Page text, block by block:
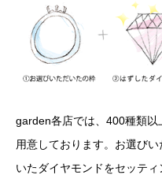
garden各店では、400種類
用意しております。お選び
いたダイヤモンドをセッテ